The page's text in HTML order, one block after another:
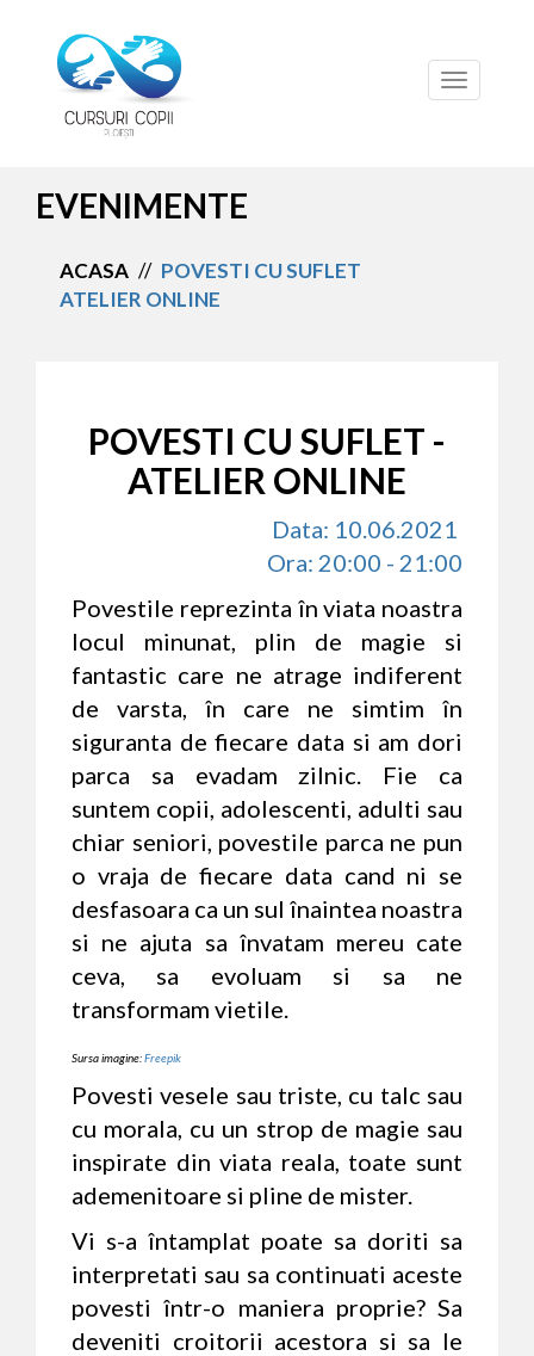
Toggle
navigation
EVENIMENTE
ACASA // POVESTI CU SUFLET
ATELIER ONLINE
POVESTI CU SUFLET -
ATELIER ONLINE
Data: 10.06.2021
Ora: 20:00 - 21:00
Povestile reprezinta în viata noastra
locul minunat, plin de magie si
fantastic care ne atrage indiferent
de varsta, în care ne simtim în
siguranta de fiecare data si am dori
parca sa evadam zilnic. Fie ca
suntem copii, adolescenti, adulti sau
chiar seniori, povestile parca ne pun
o vraja de fiecare data cand ni se
desfasoara ca un sul înaintea noastra
si ne ajuta sa învatam mereu cate
ceva, sa evoluam si sa ne
transformam vietile.
Sursa imagine:Freepik
Povesti vesele sau triste, cu talc sau
cu morala, cu un strop de magie sau
inspirate din viata reala, toate sunt
ademenitoare si pline de mister.
Vi s-a întamplat poate sa doriti sa
interpretati sau sa continuati aceste
povesti într-o maniera proprie? Sa
deveniti croitorii acestora si sa le